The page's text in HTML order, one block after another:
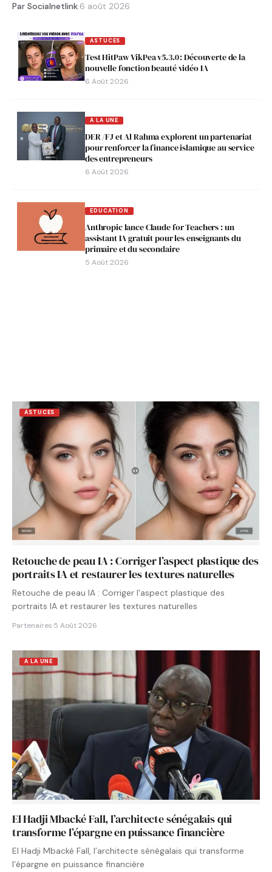
Par Socialnetlink·6 août 2026
ASTUCES
Test HitPaw VikPea v5.3.0 : Découverte de la
nouvelle fonction beauté vidéo IA
6 Août 2026
A LA UNE
DER /FJ et Al Rahma explorent un partenariat
pour renforcer la finance islamique au service
des entrepreneurs
6 Août 2026
EDUCATION
Anthropic lance Claude for Teachers : un
assistant IA gratuit pour les enseignants du
primaire et du secondaire
5 Août 2026
ASTUCES
Retouche de peau IA : Corriger l’aspect plastique des
portraits IA et restaurer les textures naturelles
Retouche de peau IA : Corriger l'aspect plastique des
portraits IA et restaurer les textures naturelles
Partenaires·5 Août 2026
A LA UNE
El Hadji Mbacké Fall, l’architecte sénégalais qui
transforme l’épargne en puissance financière
El Hadji Mbacké Fall, l’architecte sénégalais qui transforme
l’épargne en puissance financière